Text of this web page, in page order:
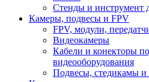
Стенды и инструмент
Камеры, подвесы и FPV
FPV, модули,
Видеокамеры
Кабели и конекторы
видеооборудования
Подвесы, стедикамы и